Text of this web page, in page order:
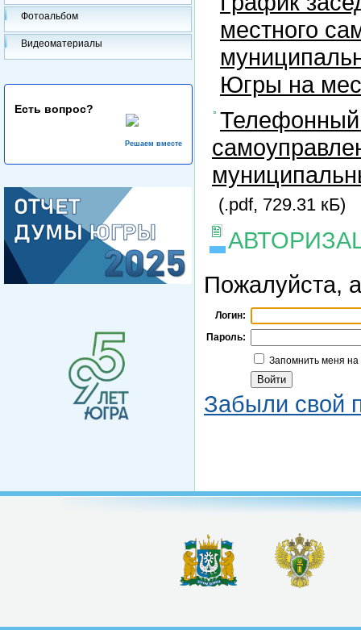
Фотоальбом
Видеоматериалы
Есть вопрос?
Решаем вместе
местного
Югры на
Телефонный
(.pdf, 729.31 кБ)
Пожалуйста,
Логин:
Пароль:
Запомнить меня
Забыли свой